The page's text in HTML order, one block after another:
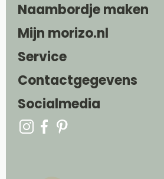
Naambordje maken
Mijn morizo.nl
Service
Contactgegevens
Socialmedia